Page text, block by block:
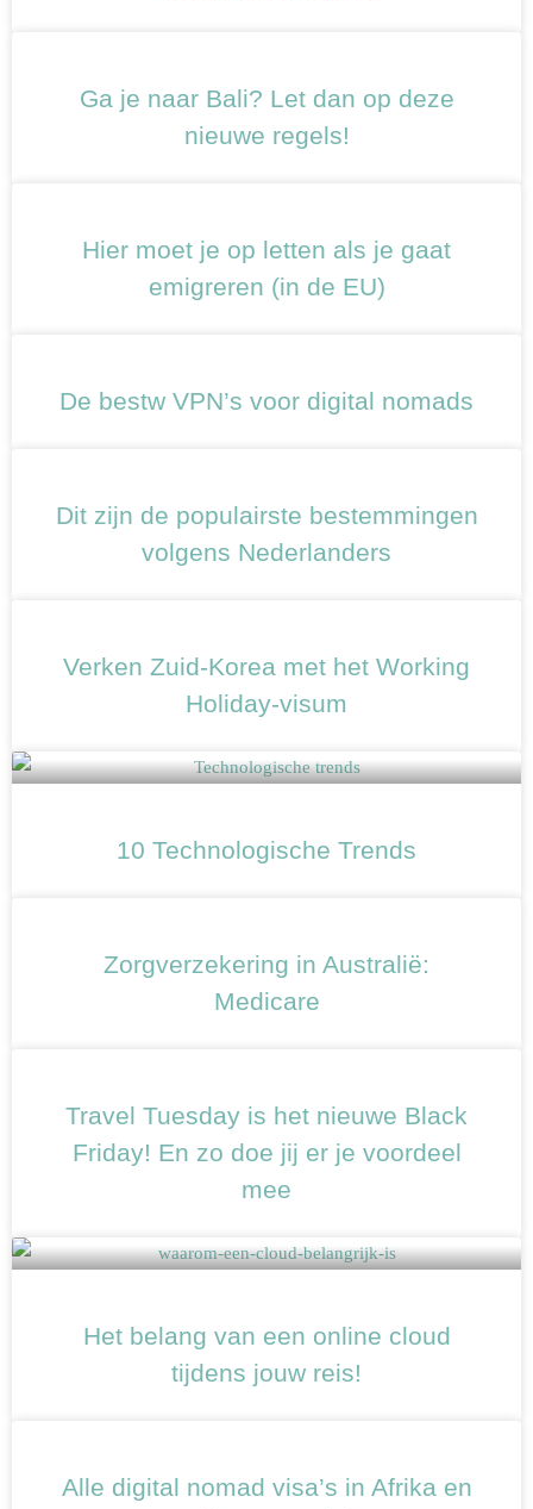
Ga je naar Bali? Let dan op deze
nieuwe regels!
Hier moet je op letten als je gaat
emigreren (in de EU)
De bestw VPN’s voor digital nomads
Dit zijn de populairste bestemmingen
volgens Nederlanders
Verken Zuid-Korea met het Working
Holiday-visum
10 Technologische Trends
Zorgverzekering in Australië:
Medicare
Travel Tuesday is het nieuwe Black
Friday! En zo doe jij er je voordeel
mee
Het belang van een online cloud
tijdens jouw reis!
Alle digital nomad visa’s in Afrika en